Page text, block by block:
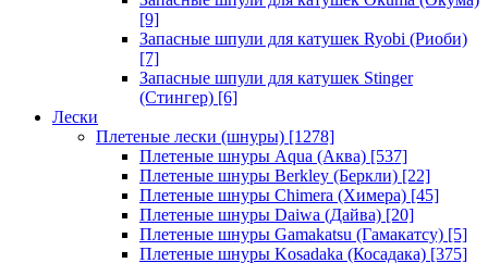
[9]
Запасные шпули для катушек Ryobi (Риоби)
[7]
Запасные шпули для катушек Stinger
(Стингер) [6]
Лески
Плетеные лески (шнуры) [1278]
Плетеные шнуры Aqua (Аква) [537]
Плетеные шнуры Berkley (Беркли) [22]
Плетеные шнуры Chimera (Химера) [45]
Плетеные шнуры Daiwa (Дайва) [20]
Плетеные шнуры Gamakatsu (Гамакатсу) [5]
Плетеные шнуры Kosadaka (Косадака) [375]